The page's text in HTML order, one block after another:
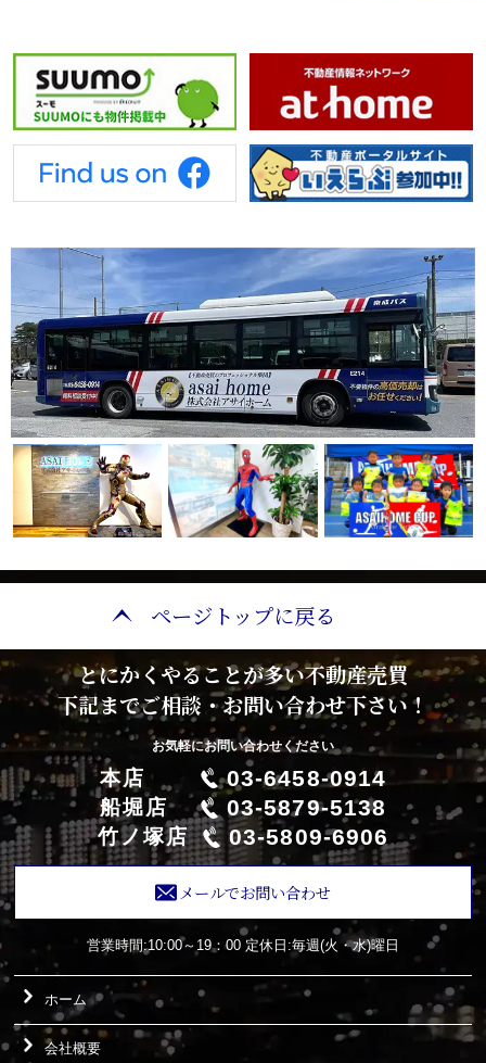
ページトップに戻る
とにかくやることが多い不動産売買
下記までご相談・お問い合わせ下さい！
お気軽にお問い合わせください
本店 03-6458-0914
船堀店 03-5879-5138
竹ノ塚店 03-5809-6906
メールでお問い合わせ
営業時間:10:00～19：00 定休日:毎週(火・水)曜日
ホーム
会社概要